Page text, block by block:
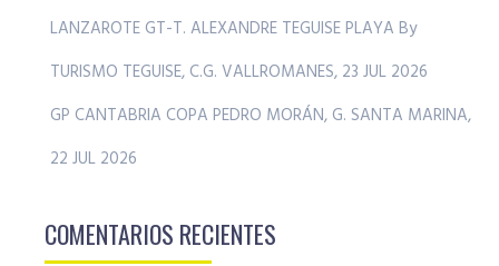
LANZAROTE GT-T. ALEXANDRE TEGUISE PLAYA By
TURISMO TEGUISE, C.G. VALLROMANES, 23 JUL 2026
GP CANTABRIA COPA PEDRO MORÁN, G. SANTA MARINA,
22 JUL 2026
COMENTARIOS RECIENTES